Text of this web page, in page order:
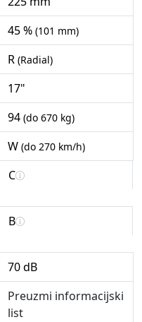
45 % (101 mm)
R (Radial)
17"
94 (do 670 kg)
W (do 270 km/h)
C
B
70 dB
Preuzmi informacijski
list